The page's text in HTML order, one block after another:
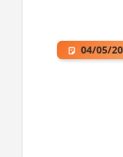
04/05/